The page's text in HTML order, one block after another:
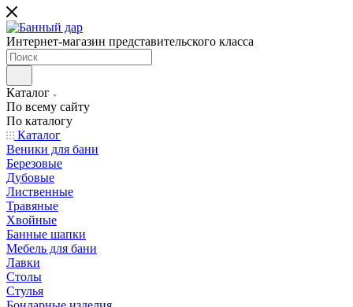
Интернет-магазин представительского класса
Каталог
По всему сайту
По каталогу
Каталог
Веники для бани
Березовые
Дубовые
Лиственные
Травяные
Хвойные
Банные шапки
Мебель для бани
Лавки
Столы
Стулья